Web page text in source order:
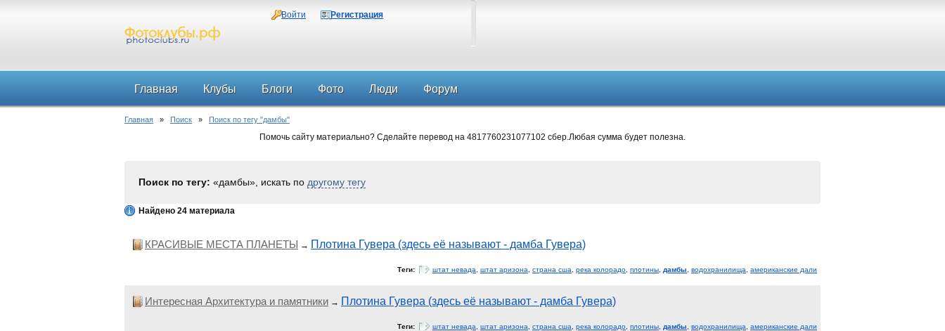
Войти Регистрация
Главная Клубы Блоги Фото Люди Форум
Главная » Поиск » Поиск по тегу "дамбы"
Помочь сайту материально? Сделайте перевод на 4817760231077102 сбер.Любая сумма будет полезна.
Поиск по тегу: «дамбы», искать по другому тегу
Найдено 24 материала
КРАСИВЫЕ МЕСТА ПЛАНЕТЫ → Плотина Гувера (здесь её называют - дамба Гувера)
Теги: штат невада штат аризона страна сша река колорадо плотины дамбы водохранилища американские дали
Интересная Архитектура и памятники → Плотина Гувера (здесь её называют - дамба Гувера)
Теги: штат невада штат аризона страна сша река колорадо плотины дамбы водохранилища американские дали